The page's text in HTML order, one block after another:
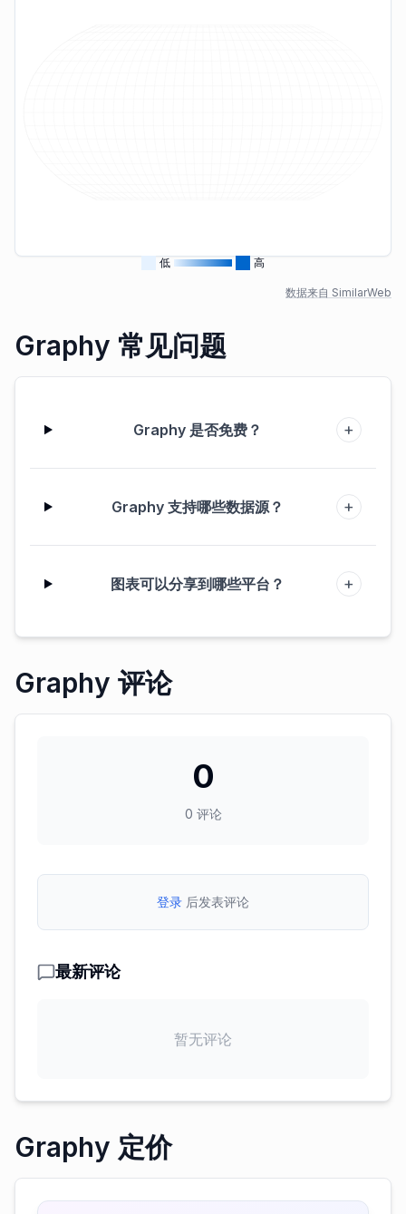
低 高
数据来自 SimilarWeb
Graphy 常见问题
Graphy 是否免费？ +
Graphy 支持哪些数据源？ +
图表可以分享到哪些平台？ +
Graphy 评论
0
0 评论
登录 后发表评论
最新评论
暂无评论
Graphy 定价